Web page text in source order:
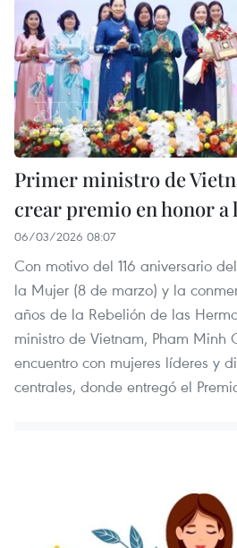
Primer ministro de
crear premio en honor a
06/03/2026 08:07
Con motivo del 116 aniversario
la Mujer (8 de marzo) y la
años de la Rebelión de las
ministro de Vietnam, Pham Minh
encuentro con mujeres líderes y
centrales, donde entregó el